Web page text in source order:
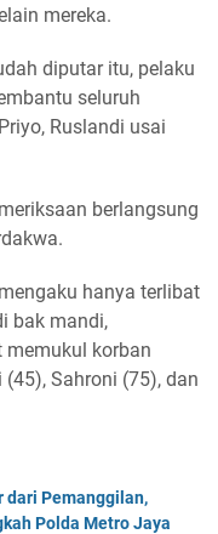
mereka.
diputar itu, pelaku
seluruh
Ruslandi usai
berlangsung
hanya terlibat
bak mandi,
memukul korban
Sahroni (75), dan
dari Pemanggilan,
Polda Metro Jaya